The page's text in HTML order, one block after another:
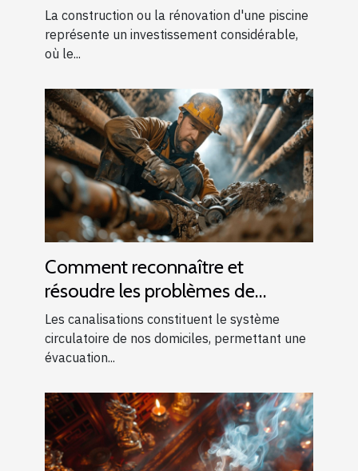
La construction ou la rénovation d'une piscine
représente un investissement considérable,
où le...
Comment reconnaître et
résoudre les problèmes de
canalisations bouchées
Les canalisations constituent le système
circulatoire de nos domiciles, permettant une
évacuation...